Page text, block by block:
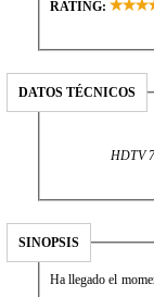
RATING:
DATOS TÉCNICOS
HDTV
SINOPSIS
Ha llegado el